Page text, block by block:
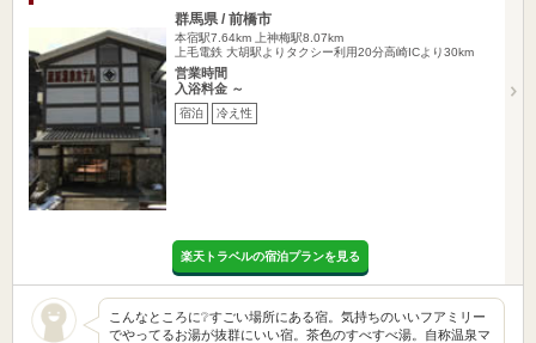
群馬県 / 前橋市
本宿駅7.64km
上神梅駅8.07km
上毛電鉄 大胡駅よりタクシー利用20分高崎ICより30km
営業時間
入浴料金 ～
宿泊 冷え性
楽天トラベルの宿泊プランを見る
こんなところに❔すごい場所にある宿。気持ちのいいフアミリー
でやってるお湯が抜群にいい宿。茶色のすべすべ湯。自称温泉マ